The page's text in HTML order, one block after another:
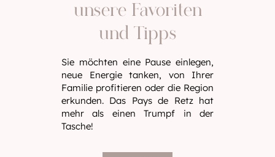
unsere Favoriten
und Tipps
Sie möchten eine Pause einlegen,
neue Energie tanken, von Ihrer
Familie profitieren oder die Region
erkunden. Das Pays de Retz hat
mehr als einen Trumpf in der
Tasche!